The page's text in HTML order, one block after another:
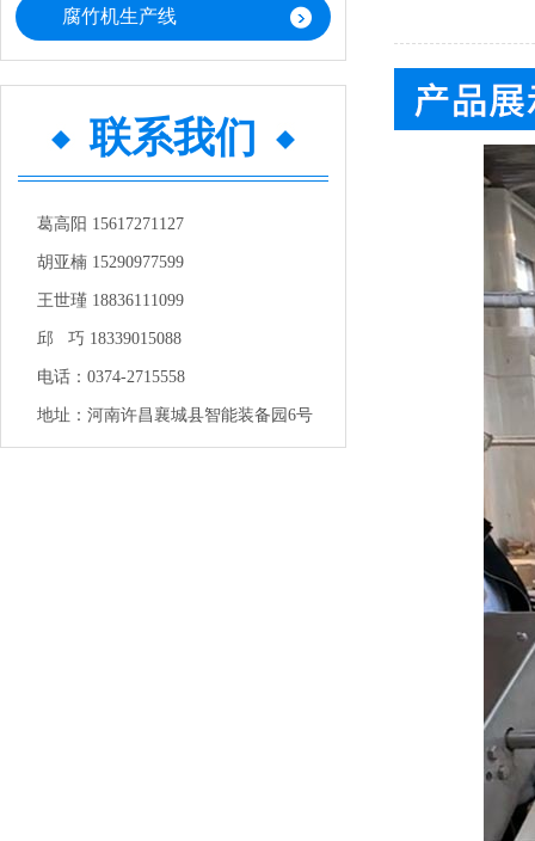
腐竹机生产线
联系我们
葛高阳 15617271127
胡亚楠 15290977599
王世瑾 18836111099
邱 巧 18339015088
电话：0374-2715558
地址：河南许昌襄城县智能装备园6号